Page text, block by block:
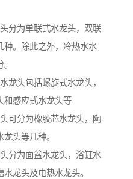
分为单联式水龙头，双联
种。除此之外，冷热水水
龙头包括螺旋式水龙头，
和感应式水龙头等
可分为橡胶芯水龙头，陶
头等几种。
分为面盆水龙头，浴缸水
龙头及电热水龙头。